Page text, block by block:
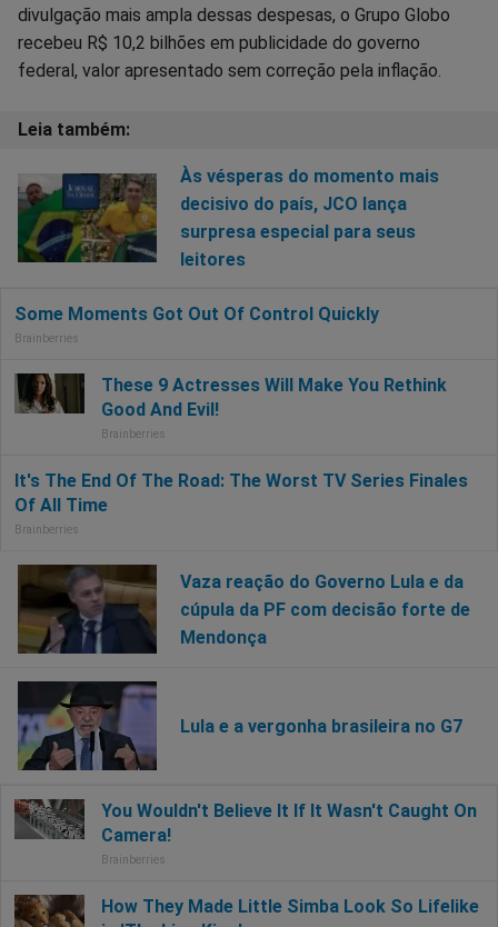
divulgação mais ampla dessas despesas, o Grupo Globo
recebeu R$ 10,2 bilhões em publicidade do governo
federal, valor apresentado sem correção pela inflação.
Às vésperas do momento mais
decisivo do país, JCO lança
surpresa especial para seus
leitores
Vaza reação do Governo Lula e da
cúpula da PF com decisão forte de
Mendonça
Lula e a vergonha brasileira no G7